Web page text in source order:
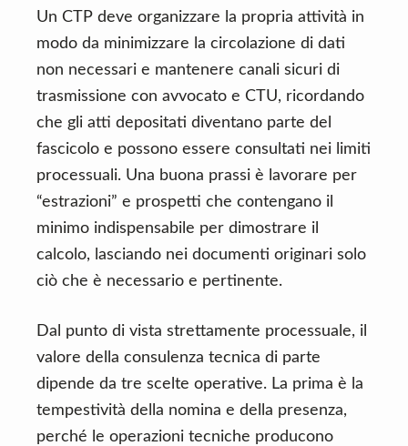
Un CTP deve organizzare la propria attività in
modo da minimizzare la circolazione di dati
non necessari e mantenere canali sicuri di
trasmissione con avvocato e CTU, ricordando
che gli atti depositati diventano parte del
fascicolo e possono essere consultati nei limiti
processuali. Una buona prassi è lavorare per
“estrazioni” e prospetti che contengano il
minimo indispensabile per dimostrare il
calcolo, lasciando nei documenti originari solo
ciò che è necessario e pertinente.
Dal punto di vista strettamente processuale, il
valore della consulenza tecnica di parte
dipende da tre scelte operative. La prima è la
tempestività della nomina e della presenza,
perché le operazioni tecniche producono